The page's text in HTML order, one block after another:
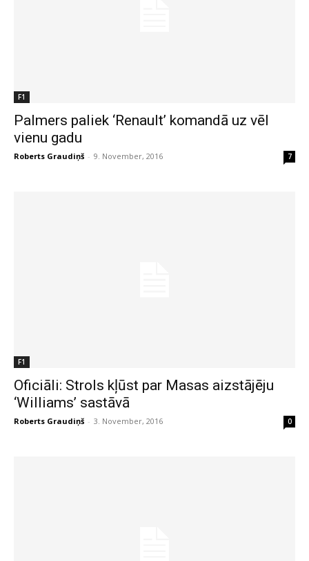
F1
Palmers paliek ‘Renault’ komandā uz vēl
vienu gadu
Roberts Graudiņš - 9. November, 2016 7
F1
Oficiāli: Strols kļūst par Masas aizstājēju
‘Williams’ sastāvā
Roberts Graudiņš - 3. November, 2016 0